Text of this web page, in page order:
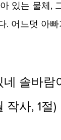
있는 물체,
. 어느덧 아
솔바람
작사, 1절)